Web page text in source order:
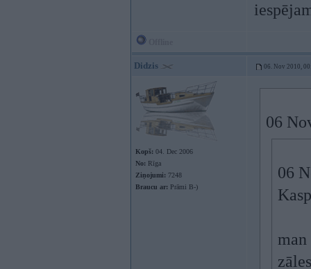
Didzis 06. Nov 2010,
Kopš: 04. Dec 2006
No: Rīga
Ziņojumi: 7248
Braucu ar: Prāmi B-)
06
06